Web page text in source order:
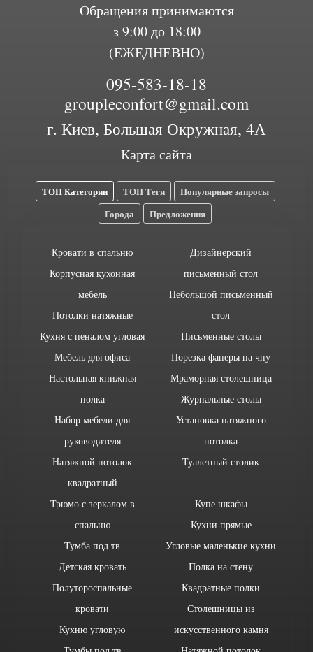
Обращения принимаются
з 9:00 до 18:00
(ЕЖЕДНЕВНО)
095-583-18-18
groupleconfort@gmail.com
г. Киев, Большая Окружная, 4А
Карта сайта
ТОП Категории ТОП Теги
Популярные запросы
Города
Предложения
Кровати в спальню
Корпусная кухонная
мебель
Потолки натяжные
Кухня с пеналом угловая
Мебель для офиса
Настольная книжная
полка
Набор мебели для
руководителя
Натяжной потолок
квадратный
Дизайнерский
письменный стол
Небольшой письменный
стол
Письменные столы
Порезка фанеры на чпу
Мраморная столешница
Журнальные столы
Установка натяжного
потолка
Туалетный столик
Трюмо с зеркалом в
спальню
Тумба под тв
Детская кровать
Полутороспальные
кровати
Кухню угловую
Купе шкафы
Кухни прямые
Угловые маленькие кухни
Полка на стену
Квадратные полки
Столешницы из
искусственного камня